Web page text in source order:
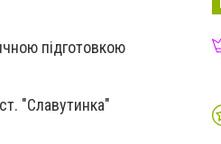
підготовкою
"Славутинка"